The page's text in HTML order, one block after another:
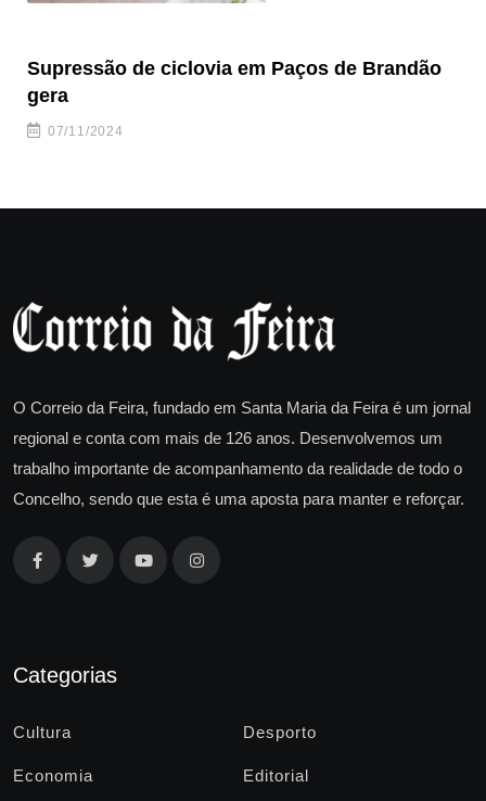
Supressão de ciclovia em Paços de Brandão
gera
07/11/2024
O Correio da Feira, fundado em Santa Maria da Feira é um jornal
regional e conta com mais de 126 anos. Desenvolvemos um
trabalho importante de acompanhamento da realidade de todo o
Concelho, sendo que esta é uma aposta para manter e reforçar.
Categorias
Cultura Desporto
Economia Editorial